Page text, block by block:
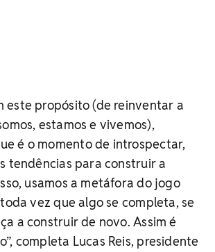
este propósito (de reinventar a
estamos e vivemos),
é o momento de introspectar,
tendências para construir a
usamos a metáfora do jogo
vez que algo se completa, se
a construir de novo. Assim é
completa Lucas Reis, presidente